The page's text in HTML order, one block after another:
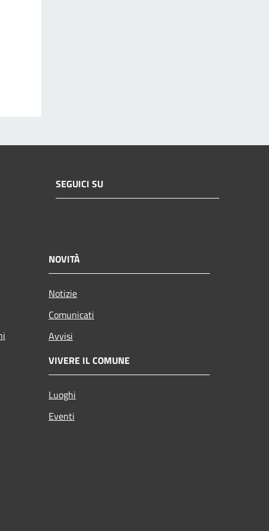
SEGUICI SU
NOVITÀ
Notizie
Comunicati
Avvisi
VIVERE IL COMUNE
Luoghi
Eventi